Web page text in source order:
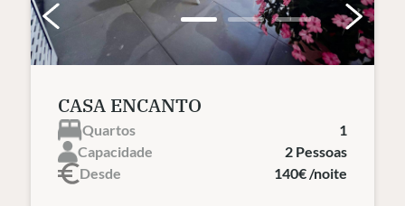
CASA ENCANTO
Quartos
1
Capacidade
2 Pessoas
Desde
140€ /noite